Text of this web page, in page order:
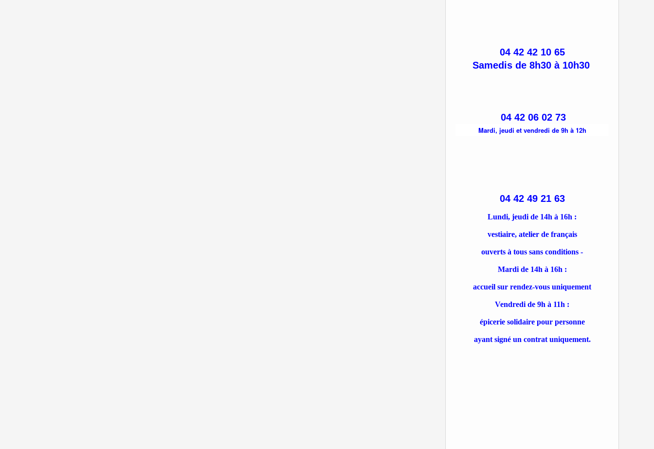
04 42 42 10 65
Samedis de 8h30 à 10h30
04 42 06 02 73
Mardi, jeudi et vendredi de 9h à 12h
04 42 49 21 63
Lundi, jeudi de 14h à 16h :
vestiaire, atelier de français
ouverts à tous sans conditions -
Mardi de 14h à 16h :
accueil sur rendez-vous uniquement
Vendredi de 9h à 11h :
épicerie solidaire pour personne
ayant signé un contrat uniquement.